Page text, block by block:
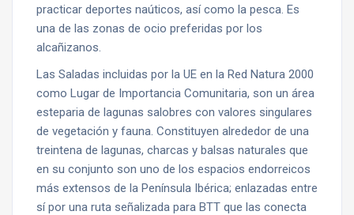
practicar deportes naúticos, así como la pesca. Es
una de las zonas de ocio preferidas por los
alcañizanos.
Las Saladas incluidas por la UE en la Red Natura 2000
como Lugar de Importancia Comunitaria, son un área
esteparia de lagunas salobres con valores singulares
de vegetación y fauna. Constituyen alrededor de una
treintena de lagunas, charcas y balsas naturales que
en su conjunto son uno de los espacios endorreicos
más extensos de la Península Ibérica; enlazadas entre
sí por una ruta señalizada para BTT que las conecta